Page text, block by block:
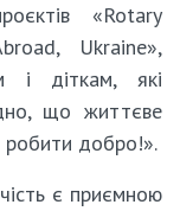
«Rotary
Ukraine»,
і діткам, які
що життєве
робити добро!».
є приємною